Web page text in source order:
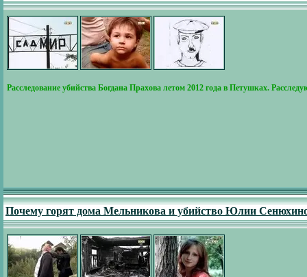
Расследование убийства Богдана Прахова летом 2012 года в Петушках.
Почему горят дома Мельникова и убийство Юлии